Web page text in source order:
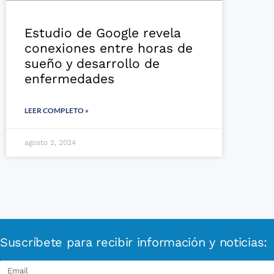
Estudio de Google revela
conexiones entre horas de
sueño y desarrollo de
enfermedades
LEER COMPLETO »
agosto 2, 2024
Suscríbete para recibir información y noticias: